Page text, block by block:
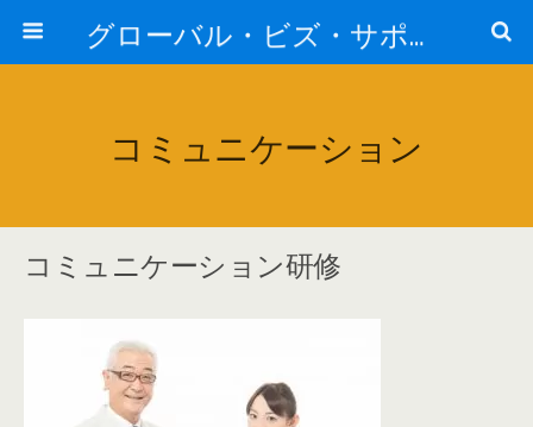
グローバル・ビズ・サポート株式会社
コミュニケーション
コミュニケーション研修